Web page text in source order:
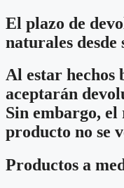
El plazo de
naturales desde
Al estar hechos
aceptarán
Sin embargo, el
producto no se
Productos a